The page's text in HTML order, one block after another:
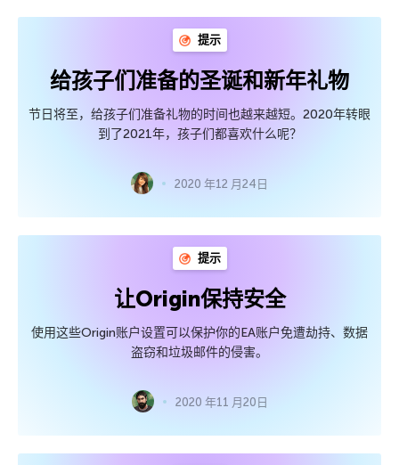
提示
给孩子们准备的圣诞和新年礼物
节日将至，给孩子们准备礼物的时间也越来越短。2020年转眼
到了2021年，孩子们都喜欢什么呢？
2020 年12 月24日
提示
让Origin保持安全
使用这些Origin账户设置可以保护你的EA账户免遭劫持、数据
盗窃和垃圾邮件的侵害。
2020 年11 月20日